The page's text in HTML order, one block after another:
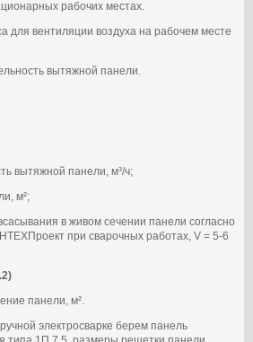
рабочих местах.
для вентиляции воздуха на рабочем месте
вытяжной панели.
вытяжной панели, м³/ч;
м²;
в живом сечении панели согласно
при сварочных работах, V = 5-6
панели, м².
электросварке берем панель